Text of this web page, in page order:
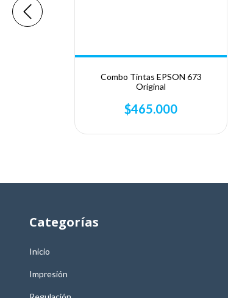
Combo Tintas EPSON 673
Original
$465.000
Categorías
Inicio
Impresión